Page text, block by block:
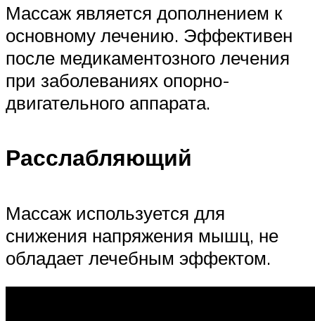
Массаж является дополнением к
основному лечению. Эффективен
после медикаментозного лечения
при заболеваниях опорно-
двигательного аппарата.
Расслабляющий
Массаж используется для
снижения напряжения мышц, не
обладает лечебным эффектом.